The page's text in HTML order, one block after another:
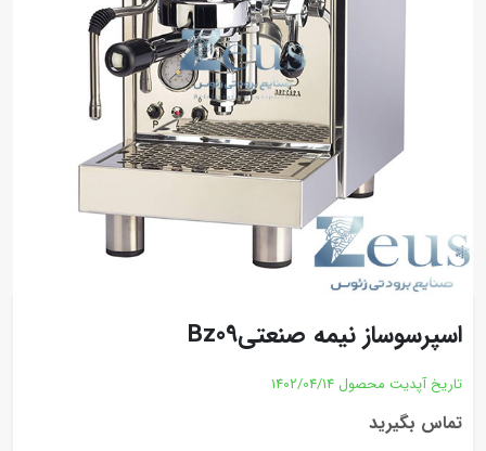
اسپرسوساز نیمه صنعتیBz09
تاریخ آپدیت محصول 1402/04/14
تماس بگیرید